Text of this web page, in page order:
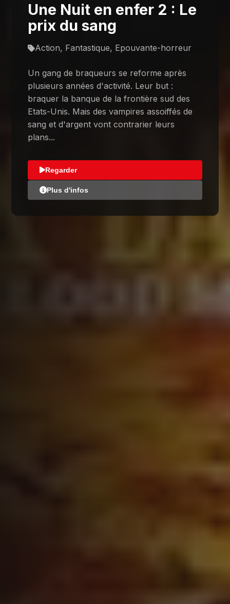
Une Nuit en enfer 2 : Le
prix du sang
Action, Fantastique, Epouvante-horreur
Un gang de braqueurs se reforme après
plusieurs années d'activité. Leur but :
braquer la banque de la frontière sud des
Etats-Unis. Mais des vampires assoiffés de
sang et d'argent vont contrarier leurs
plans...
Regarder
Plus d'infos